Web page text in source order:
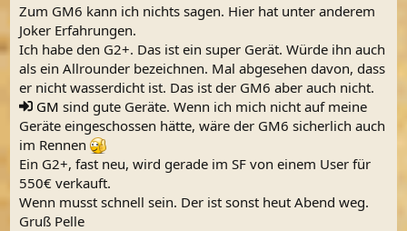
:
Zum GM6 kann ich nichts sagen. Hier hat unter anderem
Joker Erfahrungen.
Ich habe den G2+. Das ist ein super Gerät. Würde ihn auch
als ein Allrounder bezeichnen. Mal abgesehen davon, dass
er nicht wasserdicht ist. Das ist der GM6 aber auch nicht.
GM sind gute Geräte. Wenn ich mich nicht auf meine
Geräte eingeschossen hätte, wäre der GM6 sicherlich auch
im Rennen
Ein G2+, fast neu, wird gerade im SF von einem User für
550€ verkauft.
Wenn musst schnell sein. Der ist sonst heut Abend weg.
Gruß Pelle